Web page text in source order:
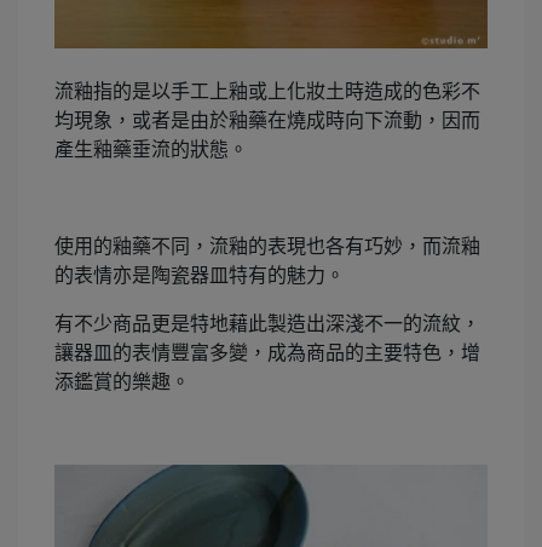
流釉指的是以手工上釉或上化妝土時造成的色彩不
均現象， 或者是由於釉藥在燒成時向下流動，因而
產生釉藥垂流的狀態。
使用的釉藥不同，流釉的表現也各有巧妙，而流釉
的表情亦是陶瓷器皿特有的魅力。
有不少商品更是特地藉此製造出深淺不一的流紋，
讓器皿的表情豐富多變，成為商品的主要特色，增
添鑑賞的樂趣。